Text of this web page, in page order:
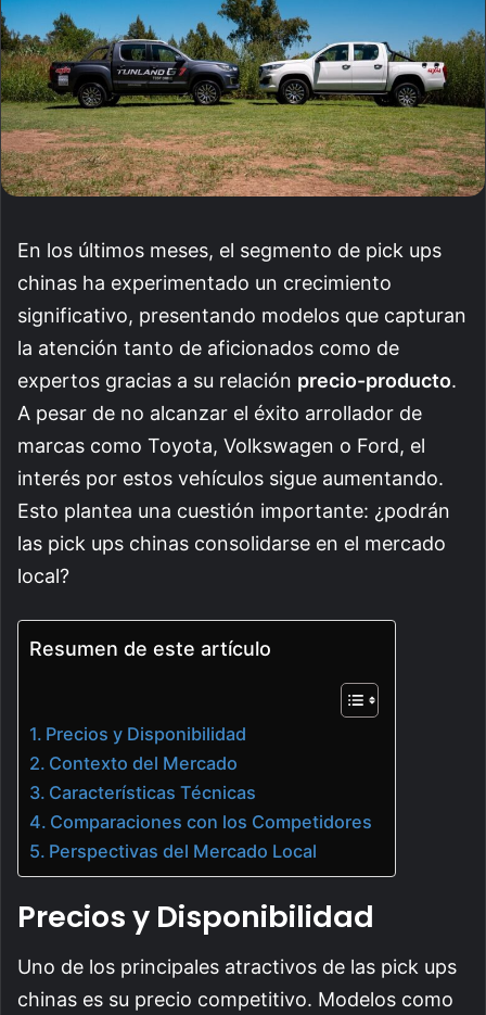
En los últimos meses, el segmento de pick ups
chinas ha experimentado un crecimiento
significativo, presentando modelos que capturan
la atención tanto de aficionados como de
expertos gracias a su relación precio-producto.
A pesar de no alcanzar el éxito arrollador de
marcas como Toyota, Volkswagen o Ford, el
interés por estos vehículos sigue aumentando.
Esto plantea una cuestión importante: ¿podrán
las pick ups chinas consolidarse en el mercado
local?
Resumen de este artículo
Precios y Disponibilidad
Contexto del Mercado
Características Técnicas
Comparaciones con los Competidores
Perspectivas del Mercado Local
Precios y Disponibilidad
Uno de los principales atractivos de las pick ups
chinas es su precio competitivo. Modelos como